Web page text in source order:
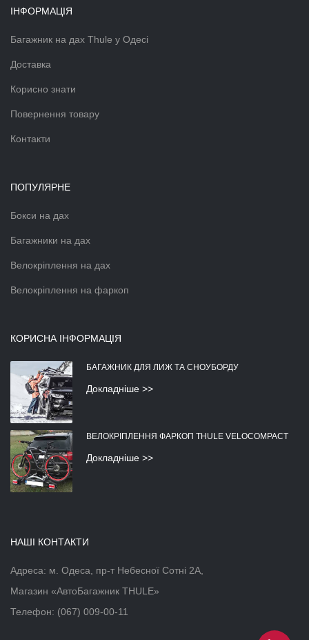
ІНФОРМАЦІЯ
Багажник на дах Thule у Одесі
Доставка
Корисно знати
Повернення товару
Контакти
ПОПУЛЯРНЕ
Бокси на дах
Багажники на дах
Велокріплення на дах
Велокріплення на фаркоп
КОРИСНА ІНФОРМАЦІЯ
БАГАЖНИК ДЛЯ ЛИЖ ТА СНОУБОРДУ
Докладніше >>
ВЕЛОКРІПЛЕННЯ ФАРКОП THULE VELOCOMPACT
Докладніше >>
НАШІ КОНТАКТИ
Адреса: м. Одеса, пр-т Небесної Сотні 2А,
Магазин «АвтоБагажник THULE»
Телефон: (067) 009-00-11